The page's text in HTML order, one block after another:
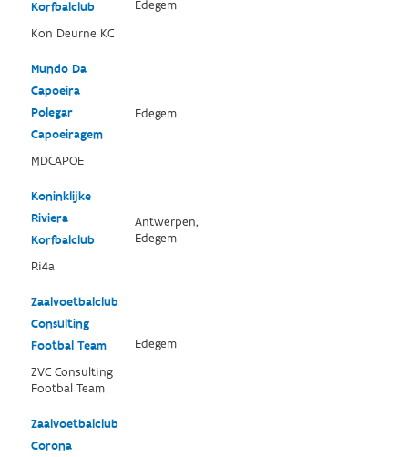
Korfbalclub
Kon Deurne KC
Edegem
Mundo Da
Capoeira
Polegar
Capoeiragem
MDCAPOE
Edegem
Koninklijke
Riviera
Korfbalclub
Ri4a
Antwerpen,
Edegem
Zaalvoetbalclub
Consulting
Footbal Team
ZVC Consulting
Footbal Team
Edegem
Zaalvoetbalclub
Corona